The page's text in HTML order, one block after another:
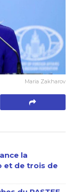
Maria Zakharov
la
et de trois de